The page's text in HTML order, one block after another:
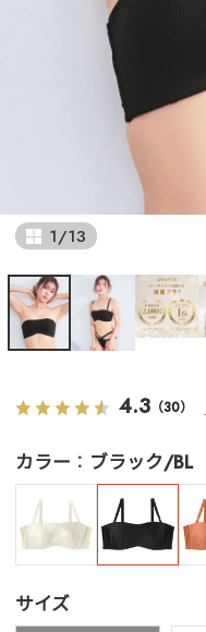
1/13
4.3 （30）
カラー ブラック/BL
サイズ